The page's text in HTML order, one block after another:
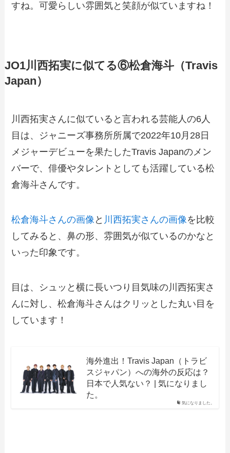
すね。可愛らしい雰囲気と笑顔が似ていますね！
JO1川西拓実に似てる⑥松倉海斗（Travis
Japan）
川西拓実さんに似ていると言われる芸能人の6人
目は、ジャニーズ事務所所属で2022年10月28日
メジャーデビューを果たしたTravis Japanのメン
バーで、俳優やタレントとしても活躍している松
倉海斗さんです。
松倉海斗さんの画像 と 川西拓実さんの画像を比較
してみると、鼻の形、雰囲気が似ているのかなと
いった印象です。
目は、シュッと横に長いつり目気味の川西拓実さ
んに対し、松倉海斗さんはクリッとした丸い目を
しています！
気になりました。
海外進出！Travis Japan（トラビ
スジャパン）への海外の反応は？
日本で人気ない？ | 気になりまし
た。